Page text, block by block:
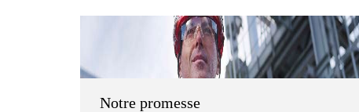
Notre promesse